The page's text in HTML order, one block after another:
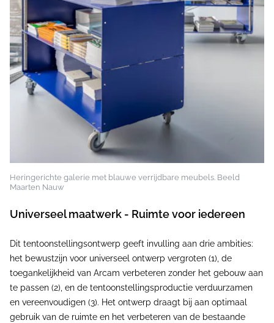
Heringerichte galerie met blauwe verrijdbare meubels. Beeld
Maarten Nauw
Universeel maatwerk - Ruimte voor iedereen
Dit tentoonstellingsontwerp geeft invulling aan drie ambities:
het bewustzijn voor universeel ontwerp vergroten (1), de
toegankelijkheid van Arcam verbeteren zonder het gebouw aan
te passen (2), en de tentoonstellingsproductie verduurzamen
en vereenvoudigen (3). Het ontwerp draagt bij aan optimaal
gebruik van de ruimte en het verbeteren van de bestaande